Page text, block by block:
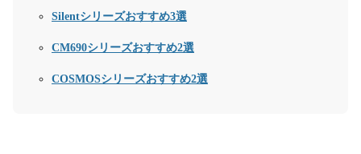
Silentシリーズおすすめ3選
CM690シリーズおすすめ2選
COSMOSシリーズおすすめ2選